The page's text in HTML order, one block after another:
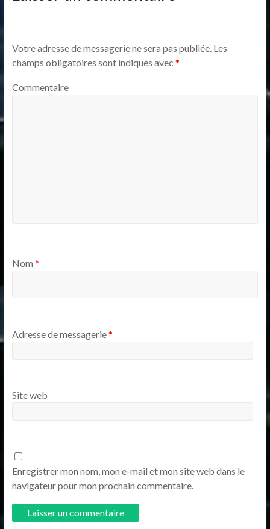
Votre adresse de messagerie ne sera pas publiée. Les
champs obligatoires sont indiqués avec *
Commentaire
Nom *
Adresse de messagerie*
Site web
Enregistrer mon nom, mon e-mail et mon site web dans le
navigateur pour mon prochain commentaire.